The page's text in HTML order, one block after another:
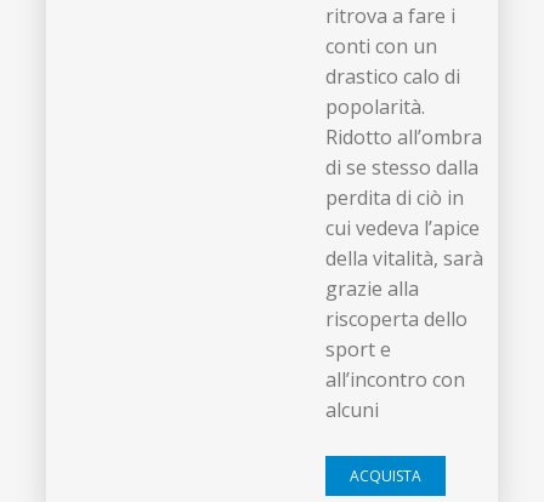
ritrova a fare i
conti con un
drastico calo di
popolarità.
Ridotto all’ombra
di se stesso dalla
perdita di ciò in
cui vedeva l’apice
della vitalità, sarà
grazie alla
riscoperta dello
sport e
all’incontro con
alcuni
ACQUISTA